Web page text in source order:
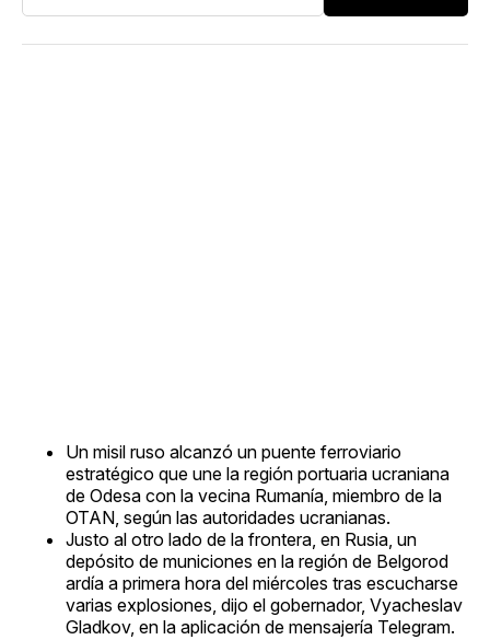
Un misil ruso alcanzó un puente ferroviario
estratégico que une la región portuaria ucraniana
de Odesa con la vecina Rumanía, miembro de la
OTAN, según las autoridades ucranianas.
Justo al otro lado de la frontera, en Rusia, un
depósito de municiones en la región de Belgorod
ardía a primera hora del miércoles tras escucharse
varias explosiones, dijo el gobernador, Vyacheslav
Gladkov, en la aplicación de mensajería Telegram.